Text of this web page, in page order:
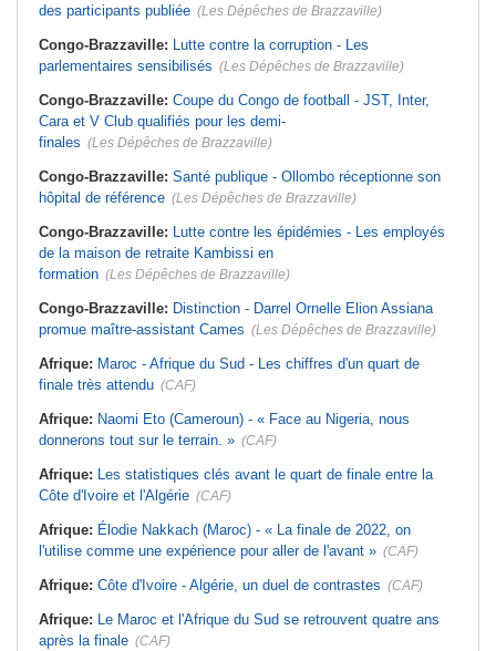
des participants publiée (Les Dépêches de Brazzaville)
Congo-Brazzaville: Lutte contre la corruption - Les
parlementaires sensibilisés (Les Dépêches de Brazzaville)
Congo-Brazzaville: Coupe du Congo de football - JST, Inter,
Cara et V Club qualifiés pour les demi-
finales (Les Dépêches de Brazzaville)
Congo-Brazzaville: Santé publique - Ollombo réceptionne son
hôpital de référence (Les Dépêches de Brazzaville)
Congo-Brazzaville: Lutte contre les épidémies - Les employés
de la maison de retraite Kambissi en
formation (Les Dépêches de Brazzaville)
Congo-Brazzaville: Distinction - Darrel Ornelle Elion Assiana
promue maître-assistant Cames (Les Dépêches de Brazzaville)
Afrique: Maroc - Afrique du Sud - Les chiffres d'un quart de
finale très attendu (CAF)
Afrique: Naomi Eto (Cameroun) - « Face au Nigeria, nous
donnerons tout sur le terrain. » (CAF)
Afrique: Les statistiques clés avant le quart de finale entre la
Côte d'Ivoire et l'Algérie (CAF)
Afrique: Élodie Nakkach (Maroc) - « La finale de 2022, on
l'utilise comme une expérience pour aller de l'avant » (CAF)
Afrique: Côte d'Ivoire - Algérie, un duel de contrastes (CAF)
Afrique: Le Maroc et l'Afrique du Sud se retrouvent quatre ans
après la finale (CAF)